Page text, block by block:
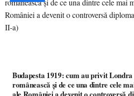
Budapesta 1919: cum au privit
românească și de ce una dintre cele